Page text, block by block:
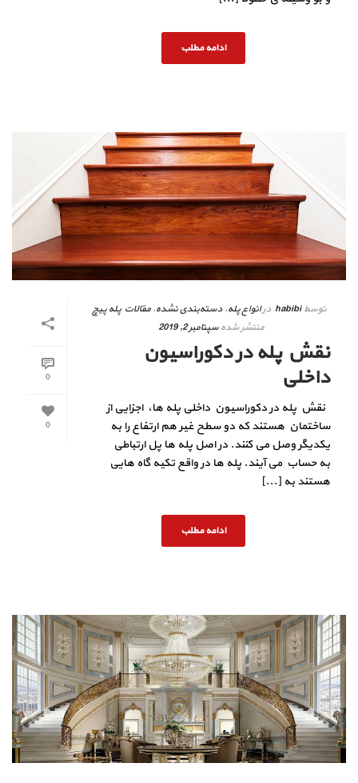
ادامه مطلب
0
0
توسط habibi درانواع پله,دسته‌بندی نشده,مقالات پله پیچ
منتشر شده سپتامبر 2, 2019
نقش پله در دکوراسیون
داخلی
نقش پله در دکوراسیون داخلی پله ها، اجزایی از
ساختمان هستند که دو سطح غیر هم ارتفاع را به
یکدیگر وصل می کنند. در اصل پله ها پل ارتباطی
به حساب می آیند. پله ها در واقع تکیه گاه هایی
هستند به [...]
ادامه مطلب